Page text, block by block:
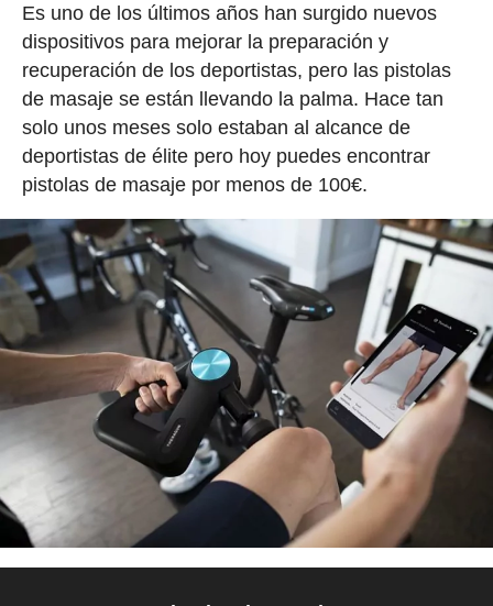
Es uno de los últimos años han surgido nuevos
dispositivos para mejorar la preparación y
recuperación de los deportistas, pero las pistolas
de masaje se están llevando la palma. Hace tan
solo unos meses solo estaban al alcance de
deportistas de élite pero hoy puedes encontrar
pistolas de masaje por menos de 100€.